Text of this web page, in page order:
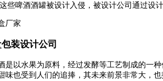
些啤酒酒罐被设计入侵，被设计公司通过设
装设计公司
是以水果为原料，经过发酵等工艺制成的一
味也受到人们的追捧，其未来前景非常大，